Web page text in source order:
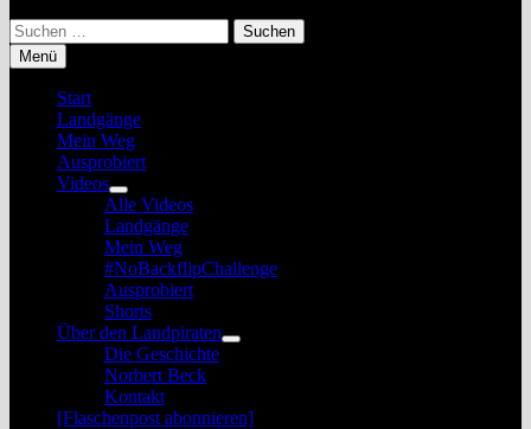
Suchen
nach:
Menü
Start
Landgänge
Mein Weg
Ausprobiert
Videos
Untermenü
anzeigen
Alle Videos
Landgänge
Mein Weg
#NoBackflipChallenge
Ausprobiert
Shorts
Über den Landpiraten
Untermenü
Die Geschichte
Norbert Beck
Kontakt
[Flaschenpost abonnieren]